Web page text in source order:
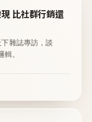
比社群行銷還
雜誌專訪，談
。